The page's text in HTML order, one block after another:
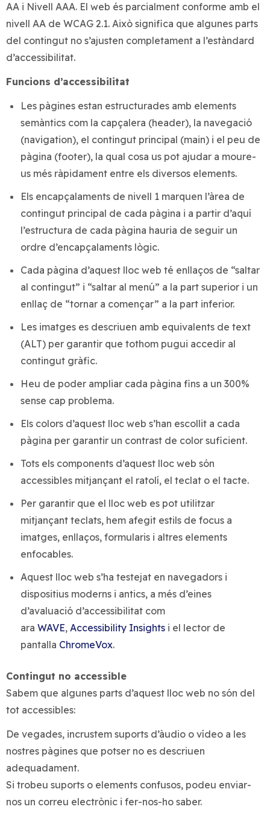
AA i Nivell AAA. El web és parcialment conforme amb el
nivell AA de WCAG 2.1. Això significa que algunes parts
del contingut no s’ajusten completament a l’estàndard
d’accessibilitat.
Funcions d’accessibilitat
Les pàgines estan estructurades amb elements
semàntics com la capçalera (header), la navegació
(navigation), el contingut principal (main) i el peu de
pàgina (footer), la qual cosa us pot ajudar a moure-
us més ràpidament entre els diversos elements.
Els encapçalaments de nivell 1 marquen l’àrea de
contingut principal de cada pàgina i a partir d’aquí
l’estructura de cada pàgina hauria de seguir un
ordre d’encapçalaments lògic.
Cada pàgina d’aquest lloc web té enllaços de “saltar
al contingut” i “saltar al menú” a la part superior i un
enllaç de “tornar a començar” a la part inferior.
Les imatges es descriuen amb equivalents de text
(ALT) per garantir que tothom pugui accedir al
contingut gràfic.
Heu de poder ampliar cada pàgina fins a un 300%
sense cap problema.
Els colors d’aquest lloc web s’han escollit a cada
pàgina per garantir un contrast de color suficient.
Tots els components d’aquest lloc web són
accessibles mitjançant el ratolí, el teclat o el tacte.
Per garantir que el lloc web es pot utilitzar
mitjançant teclats, hem afegit estils de focus a
imatges, enllaços, formularis i altres elements
enfocables.
Aquest lloc web s’ha testejat en navegadors i
dispositius moderns i antics, a més d’eines
d’avaluació d’accessibilitat com
ara WAVE, Accessibility Insights i el lector de
pantalla ChromeVox.
Contingut no accessible
Sabem que algunes parts d’aquest lloc web no són del
tot accessibles:
De vegades, incrustem suports d’àudio o vídeo a les
nostres pàgines que potser no es descriuen
adequadament.
Si trobeu suports o elements confusos, podeu enviar-
nos un correu electrònic i fer-nos-ho saber.